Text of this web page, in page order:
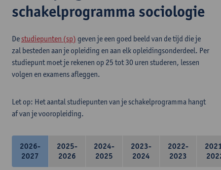
schakelprogramma sociologie
De studiepunten (sp) geven je een goed beeld van de tijd die je
zal besteden aan je opleiding en aan elk opleidingsonderdeel. Per
studiepunt moet je rekenen op 25 tot 30 uren studeren, lessen
volgen en examens afleggen.
Let op: Het aantal studiepunten van je schakelprogramma hangt
af van je vooropleiding.
2026-
2027
2025-
2026
2024-
2025
2023-
2024
2022-
2023